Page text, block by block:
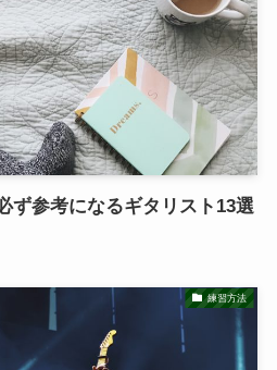
ず参考になるギタリスト13選
練習方法